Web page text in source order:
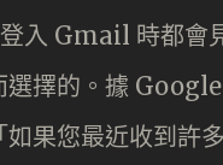
入 Gmail 時都會
選擇的。據
果您最近收到許